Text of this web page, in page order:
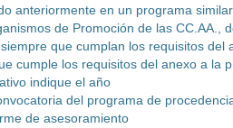
anteriormente en un programa
de Promoción de las CC.AA.,
que cumplan los requisitos
cumple los requisitos del anexo a la
indique el año
del programa de
de asesoramiento